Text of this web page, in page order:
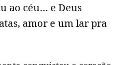
ao céu… e Deus
amor e um lar pra